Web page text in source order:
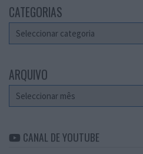
CATEGORIAS
Categorias
ARQUIVO
Arquivo
CANAL DE YOUTUBE